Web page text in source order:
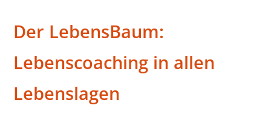
Der LebensBaum:
Lebenscoaching in allen
Lebenslagen